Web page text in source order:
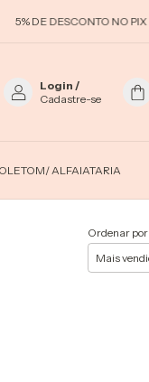
5% DE DESCONTO NO PIX
Login /
Cadastre-se
ALFAIATARIA
Ordenar por